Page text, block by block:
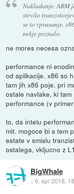
Nakladanje. ARM
stevilo
se to vprasanje.
nekje poznalo.
ne mores necesa
performance ni
od aplikacije. x86 so
tam jih x86 poje. pri
ostale navlake, ki
performance (v
to, da intelu
mit. mogoce bi s tem
estate v smislu
ostalega, vkljucno z
BigWhale
::6. apr 2018,